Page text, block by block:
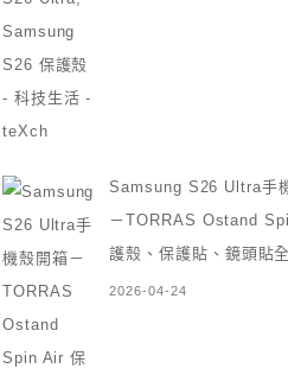
Samsung S26 Ultra手
－TORRAS Ostand
護殼、保護貼、鏡頭貼
2026-04-24